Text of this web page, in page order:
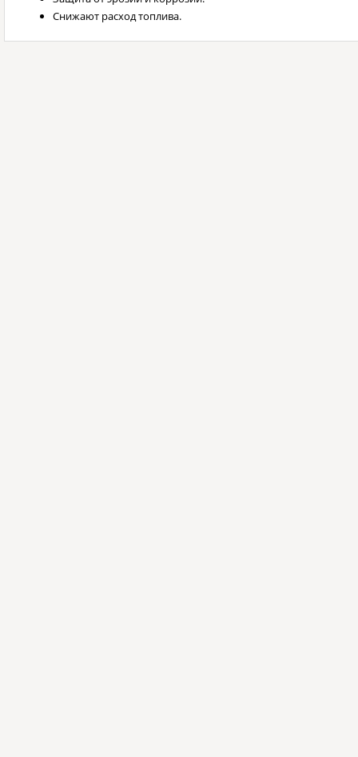
Снижают расход топлива.